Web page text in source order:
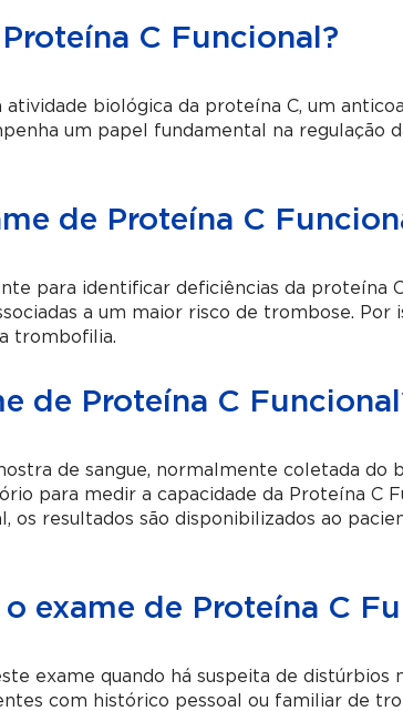
C Funcional?
biológica da proteína C, um
um papel fundamental na regulação
de Proteína C
para identificar deficiências da proteína
a um maior risco de trombose. Por
trombofilia.
de Proteína C
de sangue, normalmente coletada do
para medir a capacidade da Proteína C
os resultados são disponibilizados ao
exame de Proteína C
exame quando há suspeita de distúrbios
com histórico pessoal ou familiar de